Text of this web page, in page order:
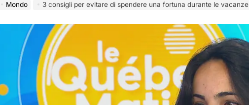
Mondo 3 consigli per evitare di spendere una fortuna durante le vacanze